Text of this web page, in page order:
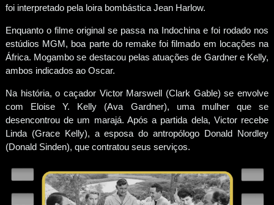
foi interpretado pela loira bombástica Jean Harlow.
Enquanto o filme original se passa na Indochina e foi rodado nos
estúdios MGM, boa parte do remake foi filmado em locações na
África. Mogambo se destacou pelas atuações de Gardner e Kelly,
ambos indicados ao Oscar.
Na história, o caçador Victor Marswell (Clark Gable) se envolve
com Eloise Y. Kelly (Ava Gardner), uma mulher que se
desencontrou de um marajá. Após a partida dela, Victor recebe
Linda (Grace Kelly), a esposa do antropólogo Donald Nordley
(Donald Sinden), que contratou seus serviços.